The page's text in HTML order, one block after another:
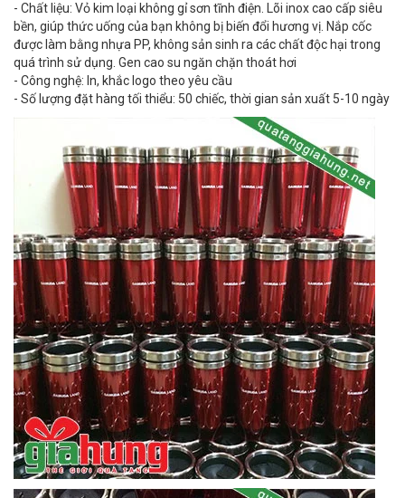
- Chất liệu: Vỏ kim loại không gỉ sơn tĩnh điện. Lõi inox cao cấp siêu
bền, giúp thức uống của bạn không bị biến đổi hương vị. Nắp cốc
được làm bằng nhựa PP, không sản sinh ra các chất độc hại trong
quá trình sử dụng. Gen cao su ngăn chặn thoát hơi
- Công nghệ: In, khắc logo theo yêu cầu
- Số lượng đặt hàng tối thiểu: 50 chiếc, thời gian sản xuất 5-10 ngày